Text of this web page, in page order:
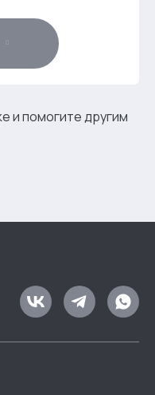
и помогите другим